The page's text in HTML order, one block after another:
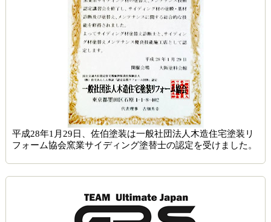
平成28年1月29日、佐伯塗装は一般社団法人木造住宅塗装リ
フォーム協会窯業サイディング塗替士の認定を受けました。